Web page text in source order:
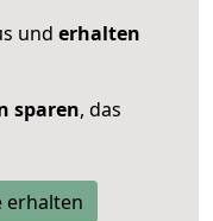
und erhalten
sparen, das
erhalten